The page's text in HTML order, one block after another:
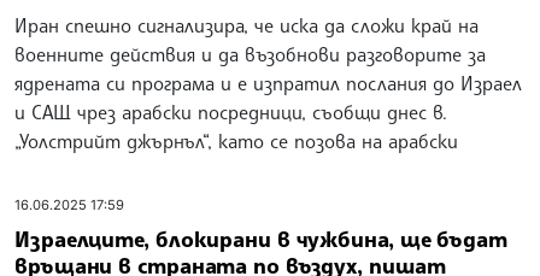
Иран спешно сигнализира, че иска да сложи край на
военните действия и да възобнови разговорите за
ядрената си програма и е изпратил послания до Израел
и САЩ чрез арабски посредници, съобщи днес в.
„Уолстрийт джърнъл“, като се позова на арабски
16.06.2025 17:59
Израелците, блокирани в чужбина, ще бъдат
връщани в страната по въздух, пишат